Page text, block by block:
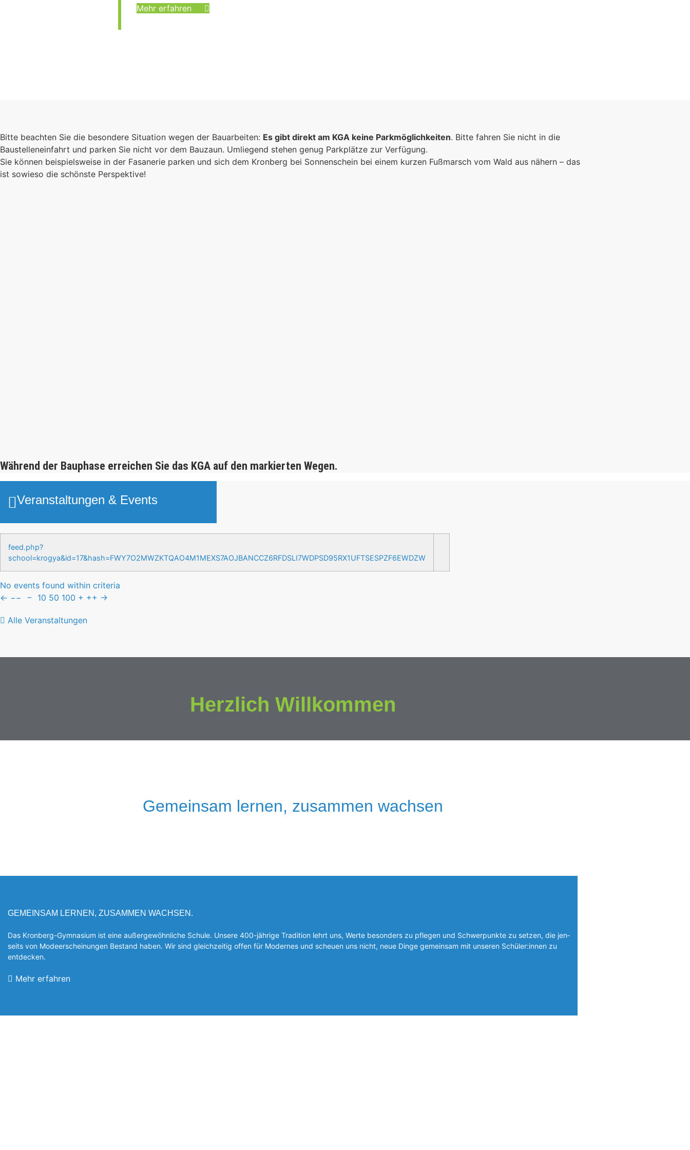
Mehr erfahren
Bitte beachten Sie die besondere Situation wegen der Bauarbeiten: Es gibt direkt am KGA keine Parkmöglichkeiten. Bitte fahren Sie nicht in die
Baustelleneinfahrt und parken Sie nicht vor dem Bauzaun. Umliegend stehen genug Parkplätze zur Verfügung.
Sie können beispielsweise in der Fasanerie parken und sich dem Kronberg bei Sonnenschein bei einem kurzen Fußmarsch vom Wald aus nähern – das
ist sowieso die schönste Perspektive!
Während der Bauphase erreichen Sie das KGA auf den markierten Wegen.
Veranstaltungen & Events
feed.php?
school=krogya&id=17&hash=FWY7O2MWZKTQAO4M1MEXS7AOJBANCCZ6RFDSLI7WDPSD95RX1UFTSESPZF6EWDZW
No events found within criteria
← −− − 10 50 100 + ++ →
Alle Veranstaltungen
Herzlich Willkommen
Gemeinsam lernen, zusammen wachsen
GEMEINSAM LERNEN, ZUSAMMEN WACHSEN.
Das Kronberg-Gymnasium ist eine außergewöhnliche Schule. Unsere 400-jährige Tradition lehrt uns, Werte besonders zu pflegen und Schwerpunkte zu setzen, die jen­
seits von Modeerscheinungen Be­stand haben. Wir sind gleichzeitig offen für Modernes und scheuen uns nicht, neue Dinge gemeinsam mit unseren Schüler:innen zu
entde­cken.
Mehr erfahren